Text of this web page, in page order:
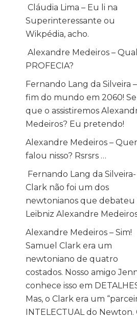
Cláudia Lima – Eu li na
Superinteressante ou
Wikpédia, acho.
Alexandre Medeiros – Qual
PROFECIA?
Fernando Lang da Silveira
fim do mundo em 2060!
que o assistiremos
Medeiros? Eu pretendo!
Alexandre Medeiros –
falou nisso? Rsrsrs …
Fernando Lang da
Clark não foi um dos
newtonianos que debateu
Leibniz Alexandre
Alexandre Medeiros – Sim!
Samuel Clark era um
newtoniano de quatro
costados. Nosso amigo
conhece isso em
Mas, o Clark era um
INTELECTUAL do Newton.